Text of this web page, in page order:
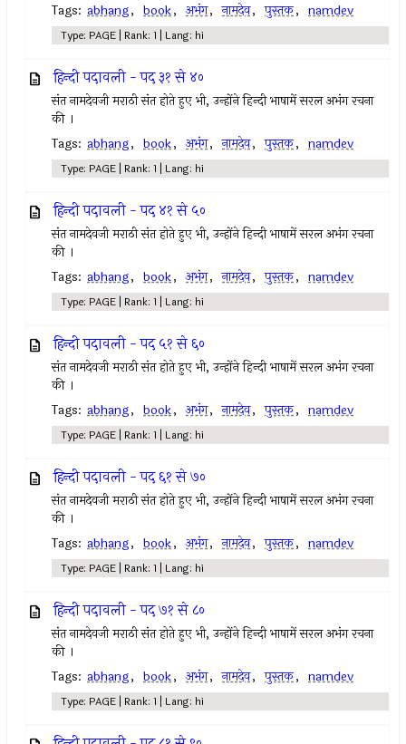
Tags: abhang, book, अभंग, नामदेव, पुस्तक, namdev
Type: PAGE | Rank: 1 | Lang: hi
हिन्दी पदावली - पद ३१ से ४०
संत नामदेवजी मराठी संत होते हुए भी, उन्होंने हिन्दी भाषामें सरल अभंग रचना
की ।
Tags: abhang, book, अभंग, नामदेव, पुस्तक, namdev
Type: PAGE | Rank: 1 | Lang: hi
हिन्दी पदावली - पद ४१ से ५०
संत नामदेवजी मराठी संत होते हुए भी, उन्होंने हिन्दी भाषामें सरल अभंग रचना
की ।
Tags: abhang, book, अभंग, नामदेव, पुस्तक, namdev
Type: PAGE | Rank: 1 | Lang: hi
हिन्दी पदावली - पद ५१ से ६०
संत नामदेवजी मराठी संत होते हुए भी, उन्होंने हिन्दी भाषामें सरल अभंग रचना
की ।
Tags: abhang, book, अभंग, नामदेव, पुस्तक, namdev
Type: PAGE | Rank: 1 | Lang: hi
हिन्दी पदावली - पद ६१ से ७०
संत नामदेवजी मराठी संत होते हुए भी, उन्होंने हिन्दी भाषामें सरल अभंग रचना
की ।
Tags: abhang, book, अभंग, नामदेव, पुस्तक, namdev
Type: PAGE | Rank: 1 | Lang: hi
हिन्दी पदावली - पद ७१ से ८०
संत नामदेवजी मराठी संत होते हुए भी, उन्होंने हिन्दी भाषामें सरल अभंग रचना
की ।
Tags: abhang, book, अभंग, नामदेव, पुस्तक, namdev
Type: PAGE | Rank: 1 | Lang: hi